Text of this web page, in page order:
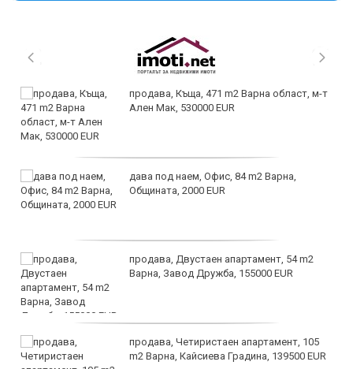
продава, Къща, 471 m2 Варна област, м-т
Ален Мак, 530000 EUR
дава под наем, Офис, 84 m2 Варна,
Общината, 2000 EUR
продава, Двустаен апартамент, 54 m2
Варна, Завод Дружба, 155000 EUR
продава, Четиристаен апартамент, 105
m2 Варна, Кайсиева Градина, 139500 EUR